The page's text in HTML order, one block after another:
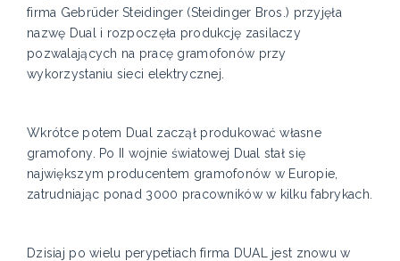
firma Gebrüder Steidinger (Steidinger Bros.) przyjęła
nazwę Dual i rozpoczęła produkcję zasilaczy
pozwalających na pracę gramofonów przy
wykorzystaniu sieci elektrycznej.
Wkrótce potem Dual zaczął produkować własne
gramofony. Po II wojnie światowej Dual stał się
największym producentem gramofonów w Europie,
zatrudniając ponad 3000 pracowników w kilku fabrykach.
Dzisiaj po wielu perypetiach firma DUAL jest znowu w